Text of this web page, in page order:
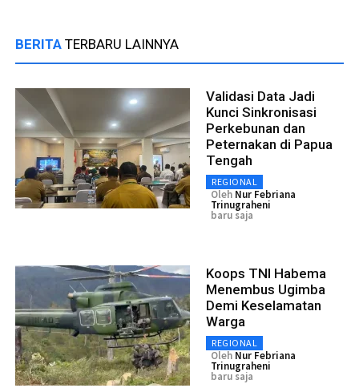
BERITA TERBARU LAINNYA
Validasi Data Jadi
Kunci Sinkronisasi
Perkebunan dan
Peternakan di Papua
Tengah
REGIONAL
Oleh Nur Febriana
Trinugraheni
baru saja
Koops TNI Habema
Menembus Ugimba
Demi Keselamatan
Warga
REGIONAL
Oleh Nur Febriana
Trinugraheni
baru saja